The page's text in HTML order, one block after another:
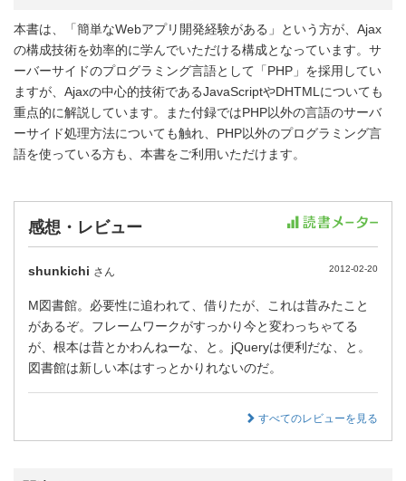
本書は、「簡単なWebアプリ開発経験がある」という方が、Ajax
の構成技術を効率的に学んでいただける構成となっています。サ
ーバーサイドのプログラミング言語として「PHP」を採用してい
ますが、Ajaxの中心的技術であるJavaScriptやDHTMLについても
重点的に解説しています。また付録ではPHP以外の言語のサーバ
ーサイド処理方法についても触れ、PHP以外のプログラミング言
語を使っている方も、本書をご利用いただけます。
感想・レビュー
shunkichi さん 2012-02-20
M図書館。必要性に追われて、借りたが、これは昔みたこと
があるぞ。フレームワークがすっかり今と変わっちゃてる
が、根本は昔とかわんねーな、と。jQueryは便利だな、と。
図書館は新しい本はすっとかりれないのだ。
すべてのレビューを見る